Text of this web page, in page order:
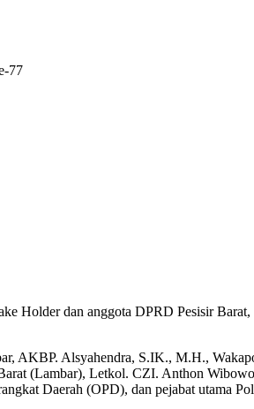
77
Holder dan anggota DPRD Pesisir
AKBP. Alsyahendra, S.IK., M.H.,
(Lambar), Letkol. CZI. Anthon
Daerah (OPD), dan pejabat utama